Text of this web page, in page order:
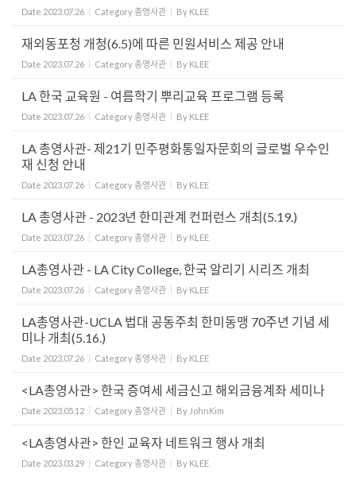
Date 2023.07.26 Category총영사관 By KLEE
재외동포청 개청(6.5)에 따른 민원서비스 제공 안내
Date 2023.07.26 Category총영사관 By KLEE
LA 한국 교육원 - 여름학기 뿌리교육 프로그램 등록
Date 2023.07.26 Category총영사관 By KLEE
LA 총영사관- 제21기 민주평화통일자문회의 글로벌 우수인
재 신청 안내
Date 2023.07.26 Category총영사관 By KLEE
LA 총영사관 - 2023년 한미관계 컨퍼런스 개최(5.19.)
Date 2023.07.26 Category총영사관 By KLEE
LA총영사관 - LA City College, 한국 알리기 시리즈 개최
Date 2023.07.26 Category총영사관 By KLEE
LA총영사관-UCLA 법대 공동주최 한미동맹 70주년 기념 세
미나 개최(5.16.)
Date 2023.07.26 Category총영사관 By KLEE
<LA총영사관> 한국 증여세 세금신고 해외금융계좌 세미나
Date 2023.05.12 Category총영사관 By JohnKim
<LA총영사관> 한인 교육자 네트워크 행사 개최
Date 2023.03.29 Category총영사관 By KLEE